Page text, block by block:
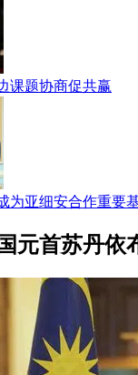
课题协商促共赢
为亚细安合作重要
元首苏丹依